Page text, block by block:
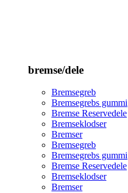
bremse/dele
Bremsegreb
Bremsegrebs gummi
Bremse Reservedele
Bremseklodser
Bremser
Bremsegreb
Bremsegrebs gummi
Bremse Reservedele
Bremseklodser
Bremser